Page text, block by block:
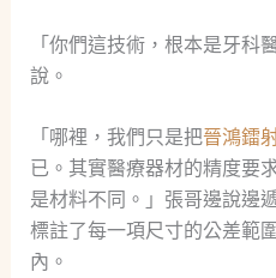
「你們這技術，根本是牙科
說。
「哪裡，我們只是把晉鴻鐳
已。其實醫療器材的精度要
是材料不同。」張哥邊說邊
標註了每一項尺寸的公差範
內。